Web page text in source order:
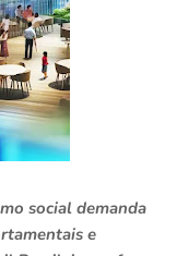
social demanda
e